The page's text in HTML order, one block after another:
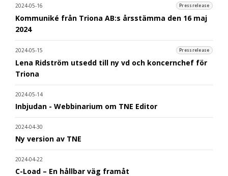
2024-05-16 Pressrelease
Kommuniké från Triona AB:s årsstämma den 16 maj
2024
2024-05-15 Pressrelease
Lena Ridström utsedd till ny vd och koncernchef för
Triona
2024-05-14
Inbjudan - Webbinarium om TNE Editor
2024-04-30
Ny version av TNE
2024-04-22
C-Load – En hållbar väg framåt